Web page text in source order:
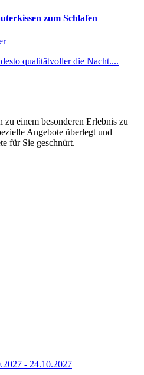
zum Schlafen
qualitätvoller die Nacht....
einem besonderen Erlebnis zu
Angebote überlegt und
für Sie geschnürt.
- 24.10.2027